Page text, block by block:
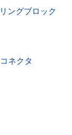
ングブロック
ネクタ